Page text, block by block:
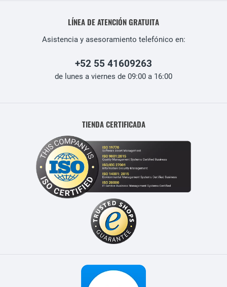
LÍNEA DE ATENCIÓN GRATUITA
Asistencia y asesoramiento telefónico en:
+52 55 41609263
de lunes a viernes de 09:00 a 16:00
TIENDA CERTIFICADA